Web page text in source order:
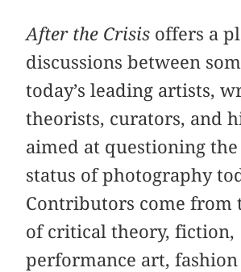
After the Crisis offers a
discussions between
today’s leading artists,
theorists, curators, and
aimed at questioning
status of photography
Contributors come from
of critical theory, fiction,
performance art, fashion